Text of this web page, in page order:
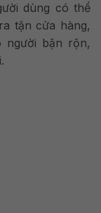
dùng có thể
tận cửa hàng,
người bận rộn,